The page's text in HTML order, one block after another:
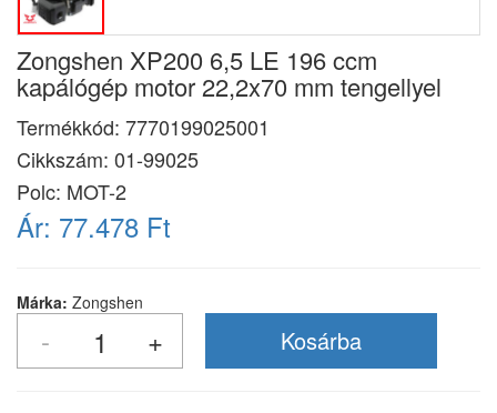
Zongshen XP200 6,5 LE 196 ccm
kapálógép motor 22,2x70 mm tengellyel
Termékkód: 7770199025001
Cikkszám: 01-99025
Polc: MOT-2
Ár: 77.478 Ft
Márka: Zongshen